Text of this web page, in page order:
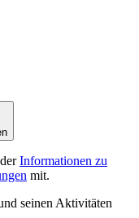
Informationen zu
mit.
seinen Aktivitäten